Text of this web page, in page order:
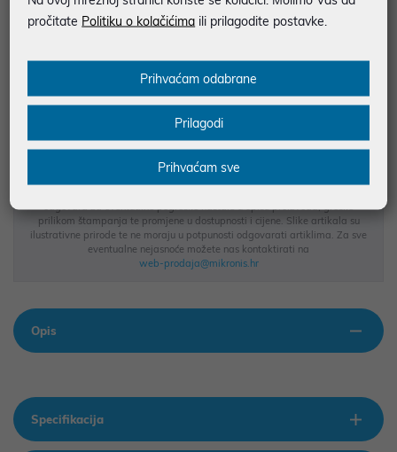
JAMSTVO 12 MJ.
odgovara za eventualne pogreške nastale u opisu proizvoda, greške
prilikom štampanja te promjene u dostupnosti i cijene. Slike artikala su
ilustrativne prirode te ne moraju u potpunosti odgovarati artiklima. Za sve
eventualne nejasnoće možete nas kontaktirati na
web-prodaja@mikronis.hr
Opis
Specifikacija
pročitate Politiku o kolačićima ili prilagodite postavke.
Prihvaćam odabrane
Prilagodi
Prihvaćam sve